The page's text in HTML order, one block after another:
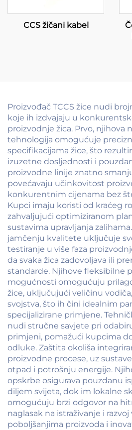
CCS žičani kabel
Proizvođač TCCS žice nudi
koje ih izdvajaju u
proizvodnje žica. Prvo, njihova
tehnologija omogućuje
specifikacijama žice, što
izuzetne dosljednosti i
proizvodne linije znatno
povećavaju učinkovitost
konkurentnim cijenama bez
Kupci imaju koristi od kraćeg
zahvaljujući optimiziranom
sustavima upravljanja
jamčenju kvalitete uključuje
testiranje u više faza
da svaka žica zadovoljava ili
standarde. Njihove fleksibilne
mogućnosti omogućuju
žice, uključujući veličinu
svojstva, što ih čini idealnim
specijalizirane primjene.
nudi stručne savjete pri
primjeni, pomažući kupcima
odluke. Zaštita okoliša
proizvodne procese, uz
otpad i potrošnju energije.
opskrbe osigurava pouzdanu
diljem svijeta, dok im lokalne
omogućuju brzi odgovor na
naglasak na istraživanje i
poboljšanjima proizvoda i